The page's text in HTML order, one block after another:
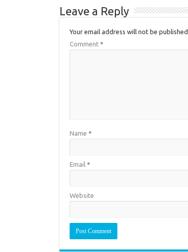
Leave a Reply
Your email address will not be published.
Comment *
Name *
Email *
Website